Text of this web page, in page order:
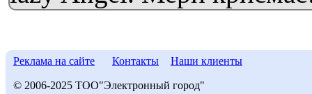
Реклама на сайте Контакты Наши клиенты
© 2006-2025 ТОО"Электронный город"